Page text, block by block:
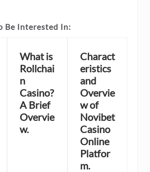
Be Interested In:
What is
Rollchai
n
Casino?
A Brief
Overvie
w.
Charact
eristics
and
Overvie
w of
Novibet
Casino
Online
Platfor
m.